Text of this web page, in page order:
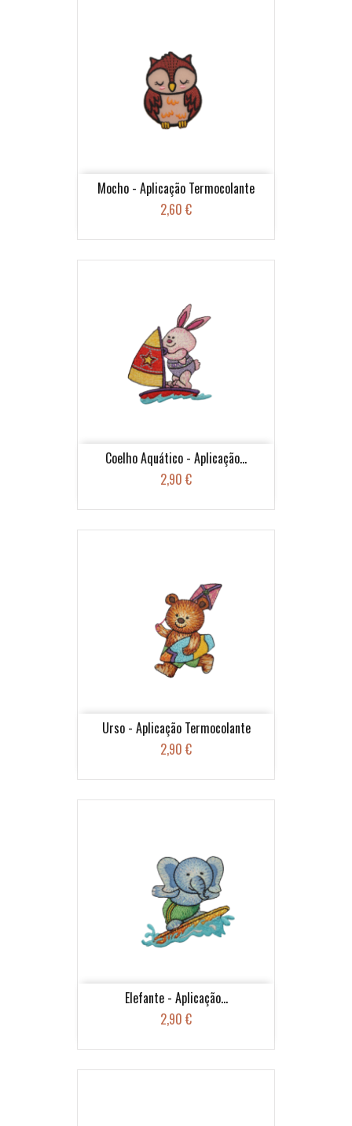
Mocho - Aplicação Termocolante
2,60 €
Coelho Aquático - Aplicação...
2,90 €
Urso - Aplicação Termocolante
2,90 €
Elefante - Aplicação...
2,90 €